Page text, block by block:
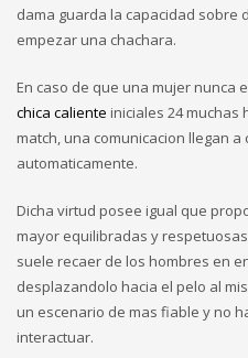
dama guarda la capacidad sobre
empezar una chachara.
En caso de que una mujer nunca
chica caliente iniciales 24
match, una comunicacion llegan
automaticamente.
Dicha virtud posee igual que
mayor equilibradas y
suele recaer de los hombres en
desplazandolo hacia el pelo al
un escenario de mas fiable y no
interactuar.